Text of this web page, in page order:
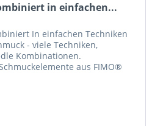
in einfachen...
In einfachen Techniken
- viele Techniken,
Kombinationen.
aus FIMO®